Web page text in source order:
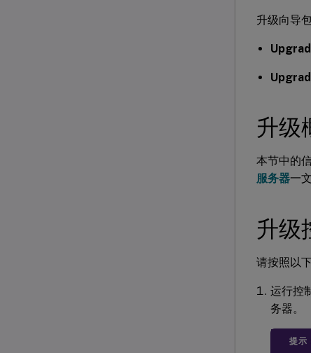
升级向导
升级
本节中的
服务器一
升级
请按照以
运行控
务器。
提示